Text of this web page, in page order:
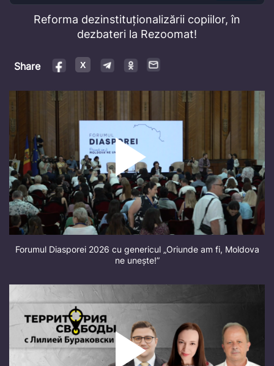
Reforma dezinstituționalizării copiilor, în
dezbateri la Rezoomat!
Share
Forumul Diasporei 2026 cu genericul „Oriunde am fi, Moldova
ne unește!”